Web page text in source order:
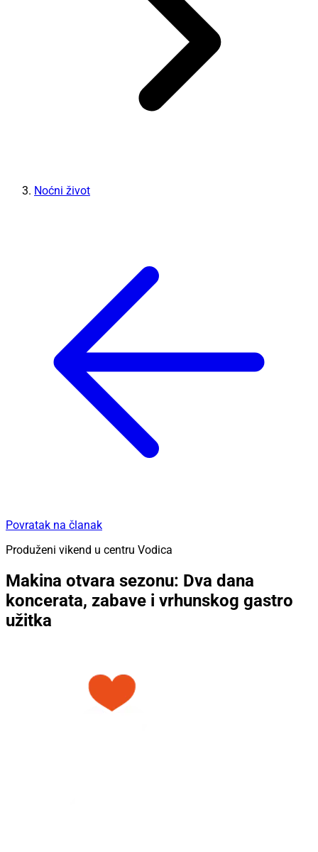
Noćni život
Povratak na članak
Produženi vikend u centru Vodica
Makina otvara sezonu: Dva dana
koncerata, zabave i vrhunskog gastro
užitka